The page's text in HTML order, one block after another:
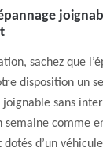
sachez que
disposition un
joignable sans
comme
d’un